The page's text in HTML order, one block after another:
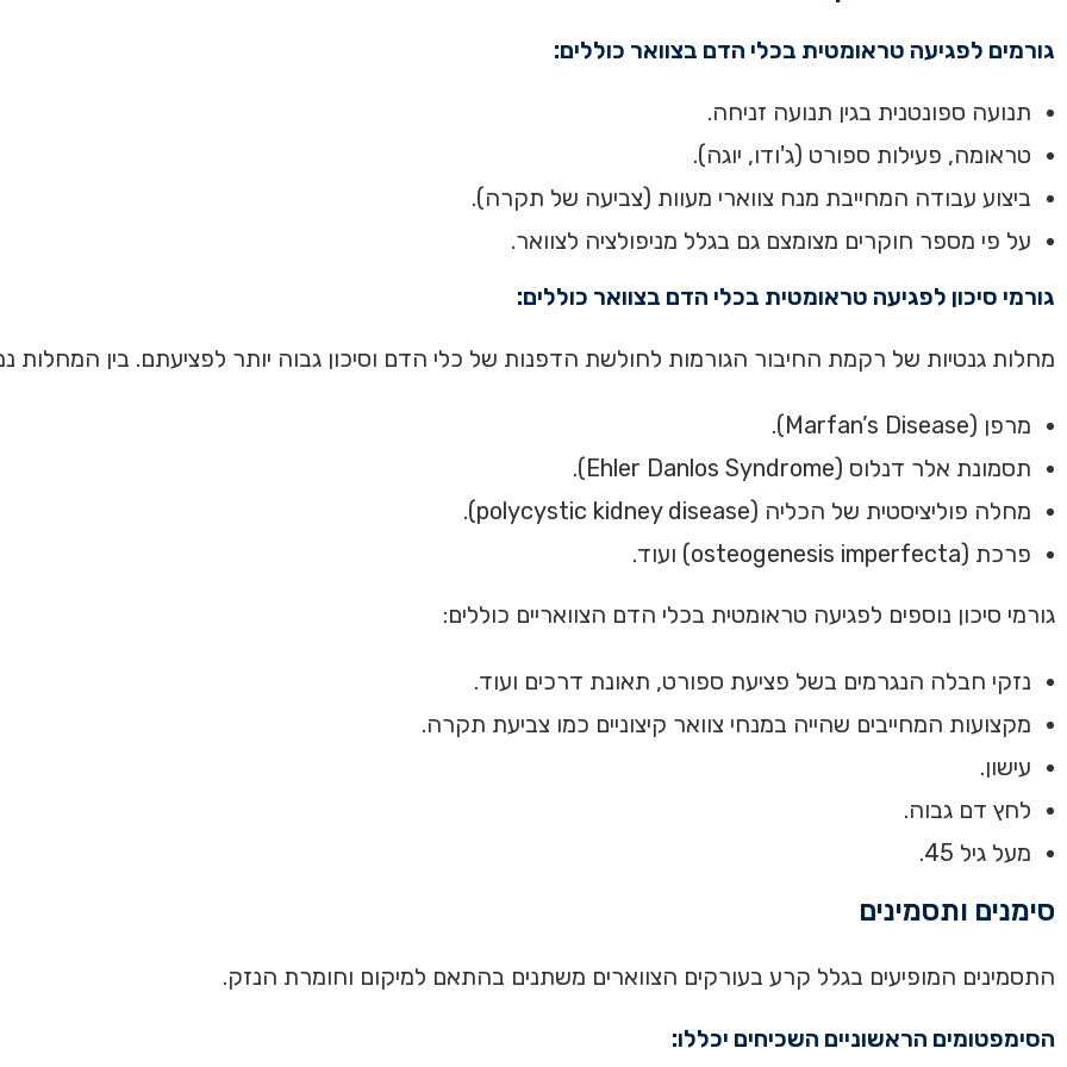
גורמים לפגיעה טראומטית בכלי הדם בצוואר כוללים:
תנועה ספונטנית בגין תנועה זניחה.
טראומה, פעילות ספורט (ג'ודו, יוגה).
ביצוע עבודה המחייבת מנח צווארי מעוות (צביעה של תקרה).
על פי מספר חוקרים מצומצם גם בגלל מניפולציה לצוואר.
גורמי סיכון לפגיעה טראומטית בכלי הדם בצוואר כוללים:
מחלות גנטיות של רקמת החיבור הגורמות לחולשת הדפנות של כלי הדם וסיכון גבוה יותר לפציעתם. בין המחלות
מרפן (Marfan’s Disease).
תסמונת אלר דנלוס (Ehler Danlos Syndrome).
מחלה פוליציסטית של הכליה (polycystic kidney disease).
פרכת (osteogenesis imperfecta) ועוד.
גורמי סיכון נוספים לפגיעה טראומטית בכלי הדם הצוואריים כוללים:
נזקי חבלה הנגרמים בשל פציעת ספורט, תאונת דרכים ועוד.
מקצועות המחייבים שהייה במנחי צוואר קיצוניים כמו צביעת תקרה.
עישון.
לחץ דם גבוה.
מעל גיל 45.
סימנים ותסמינים
התסמינים המופיעים בגלל קרע בעורקים הצווארים משתנים בהתאם למיקום וחומרת הנזק.
הסימפטומים הראשוניים השכיחים יכללו: